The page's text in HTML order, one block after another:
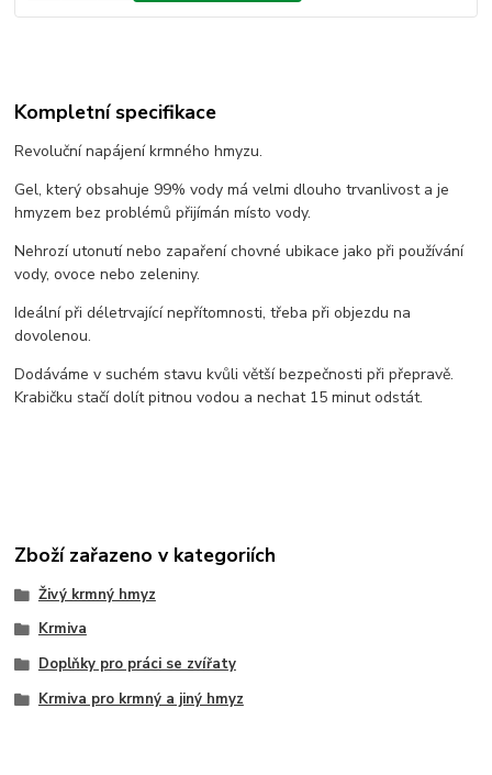
Kompletní specifikace
Revoluční napájení krmného hmyzu.
Gel, který obsahuje 99% vody má velmi dlouho trvanlivost a je
hmyzem bez problémů přijímán místo vody.
Nehrozí utonutí nebo zapaření chovné ubikace jako při používání
vody, ovoce nebo zeleniny.
Ideální při déletrvající nepřítomnosti, třeba při objezdu na
dovolenou.
Dodáváme v suchém stavu kvůli větší bezpečnosti při přepravě.
Krabičku stačí dolít pitnou vodou a nechat 15 minut odstát.
Zboží zařazeno v kategoriích
Živý krmný hmyz
Krmiva
Doplňky pro práci se zvířaty
Krmiva pro krmný a jiný hmyz